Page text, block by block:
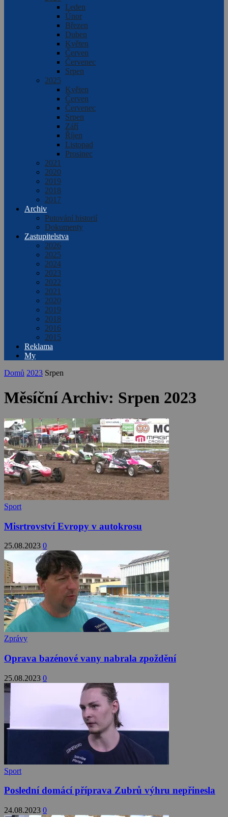
Leden
Únor
Březen
Duben
Květen
Červen
Červenec
Srpen
2025
Květen
Červen
Červenec
Srpen
Září
Říjen
Listopad
Prosinec
2021
2020
2019
2018
2017
Archiv
Putování historií
Dokumenty
Zastupitelstva
2026
2025
2024
2023
2022
2021
2020
2019
2018
2016
2015
Reklama
My
Domů 2023 Srpen
Měsíční Archiv: Srpen 2023
Sport
Misrtrovství Evropy v autokrosu
25.08.2023 0
Zprávy
Oprava bazénové vany nabrala zpoždění
25.08.2023 0
Sport
Poslední domácí příprava Zubrů výhru nepřinesla
24.08.2023 0